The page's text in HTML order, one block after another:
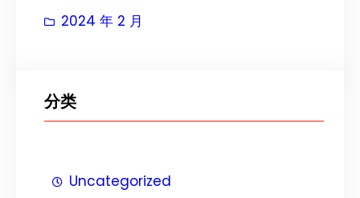
2024 年 2 月
分类
Uncategorized